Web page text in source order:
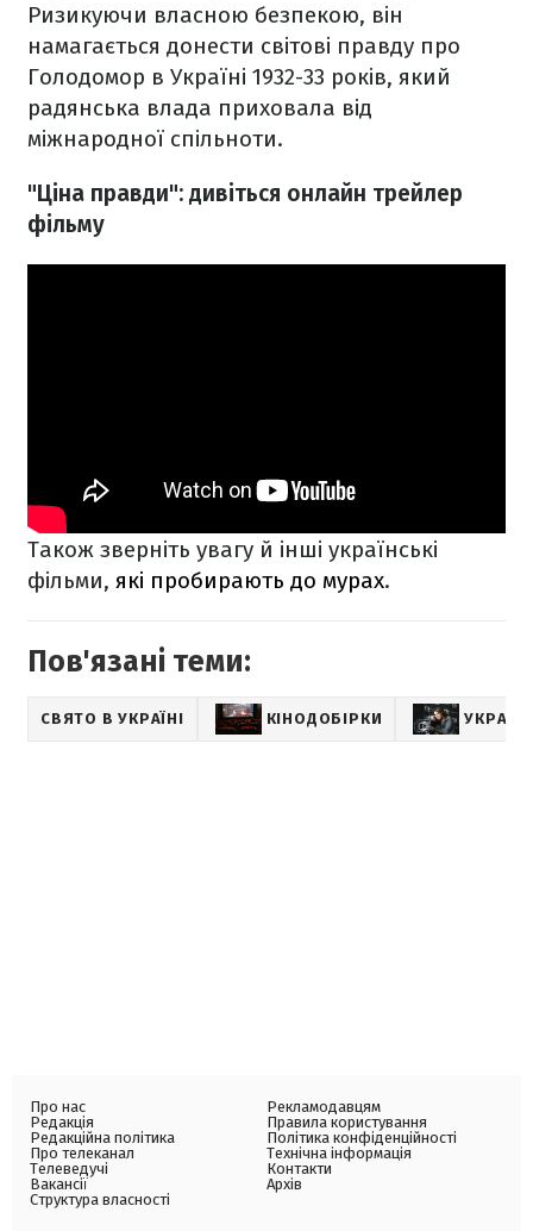
Ризикуючи власною безпекою, він
намагається донести світові правду про
Голодомор в Україні 1932-33 років, який
радянська влада приховала від
міжнародної спільноти.
"Ціна правди": дивіться онлайн трейлер
фільму
Також зверніть увагу й інші українські
фільми, які пробирають до мурах.
Пов'язані теми:
СВЯТО В УКРАЇНІ КІНОДОБІРКИ
Про нас
Редакція
Редакційна політика
Про телеканал
Телеведучі
Вакансії
Структура власності
Рекламодавцям
Правила користування
Політика конфіденційності
Технічна інформація
Контакти
Архів